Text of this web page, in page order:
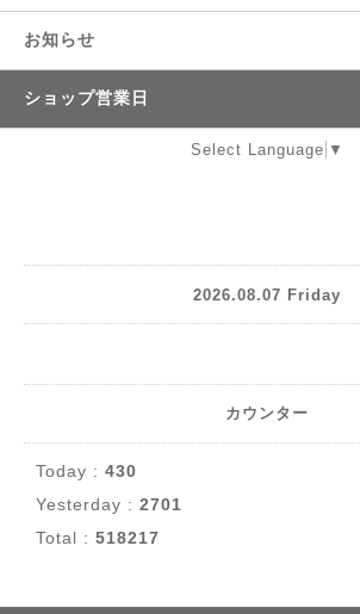
お知らせ
ショップ営業日
Select Language ▼
2026.08.07 Friday
カウンター
Today : 430
Yesterday : 2701
Total : 518217